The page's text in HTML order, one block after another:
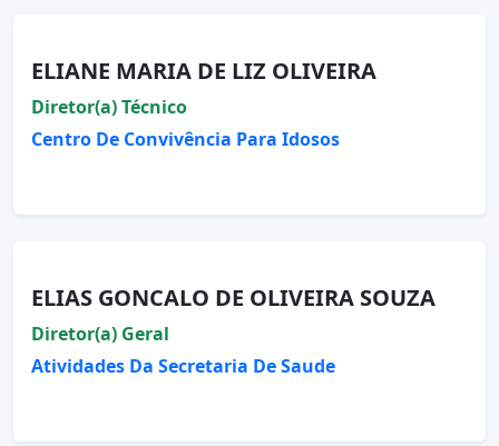
ELIANE MARIA DE LIZ OLIVEIRA
Diretor(a) Técnico
Centro De Convivência Para Idosos
ELIAS GONCALO DE OLIVEIRA SOUZA
Diretor(a) Geral
Atividades Da Secretaria De Saude